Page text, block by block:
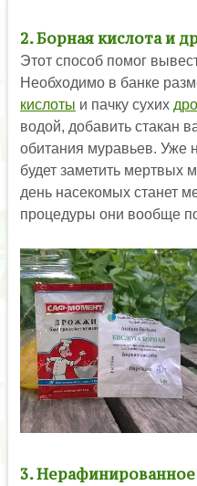
2. Борная кислота и
Этот способ помог
Необходимо в банке
кислоты и пачку сухих
водой, добавить стакан
обитания муравьев. Уже
будет заметить мертвых
день насекомых станет
процедуры они вообще
3.